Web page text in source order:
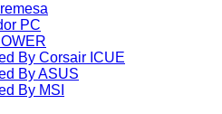
PC
By Corsair ICUE
By ASUS
By MSI